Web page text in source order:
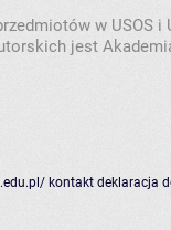
w USOS
jest
kontakt deklaracja